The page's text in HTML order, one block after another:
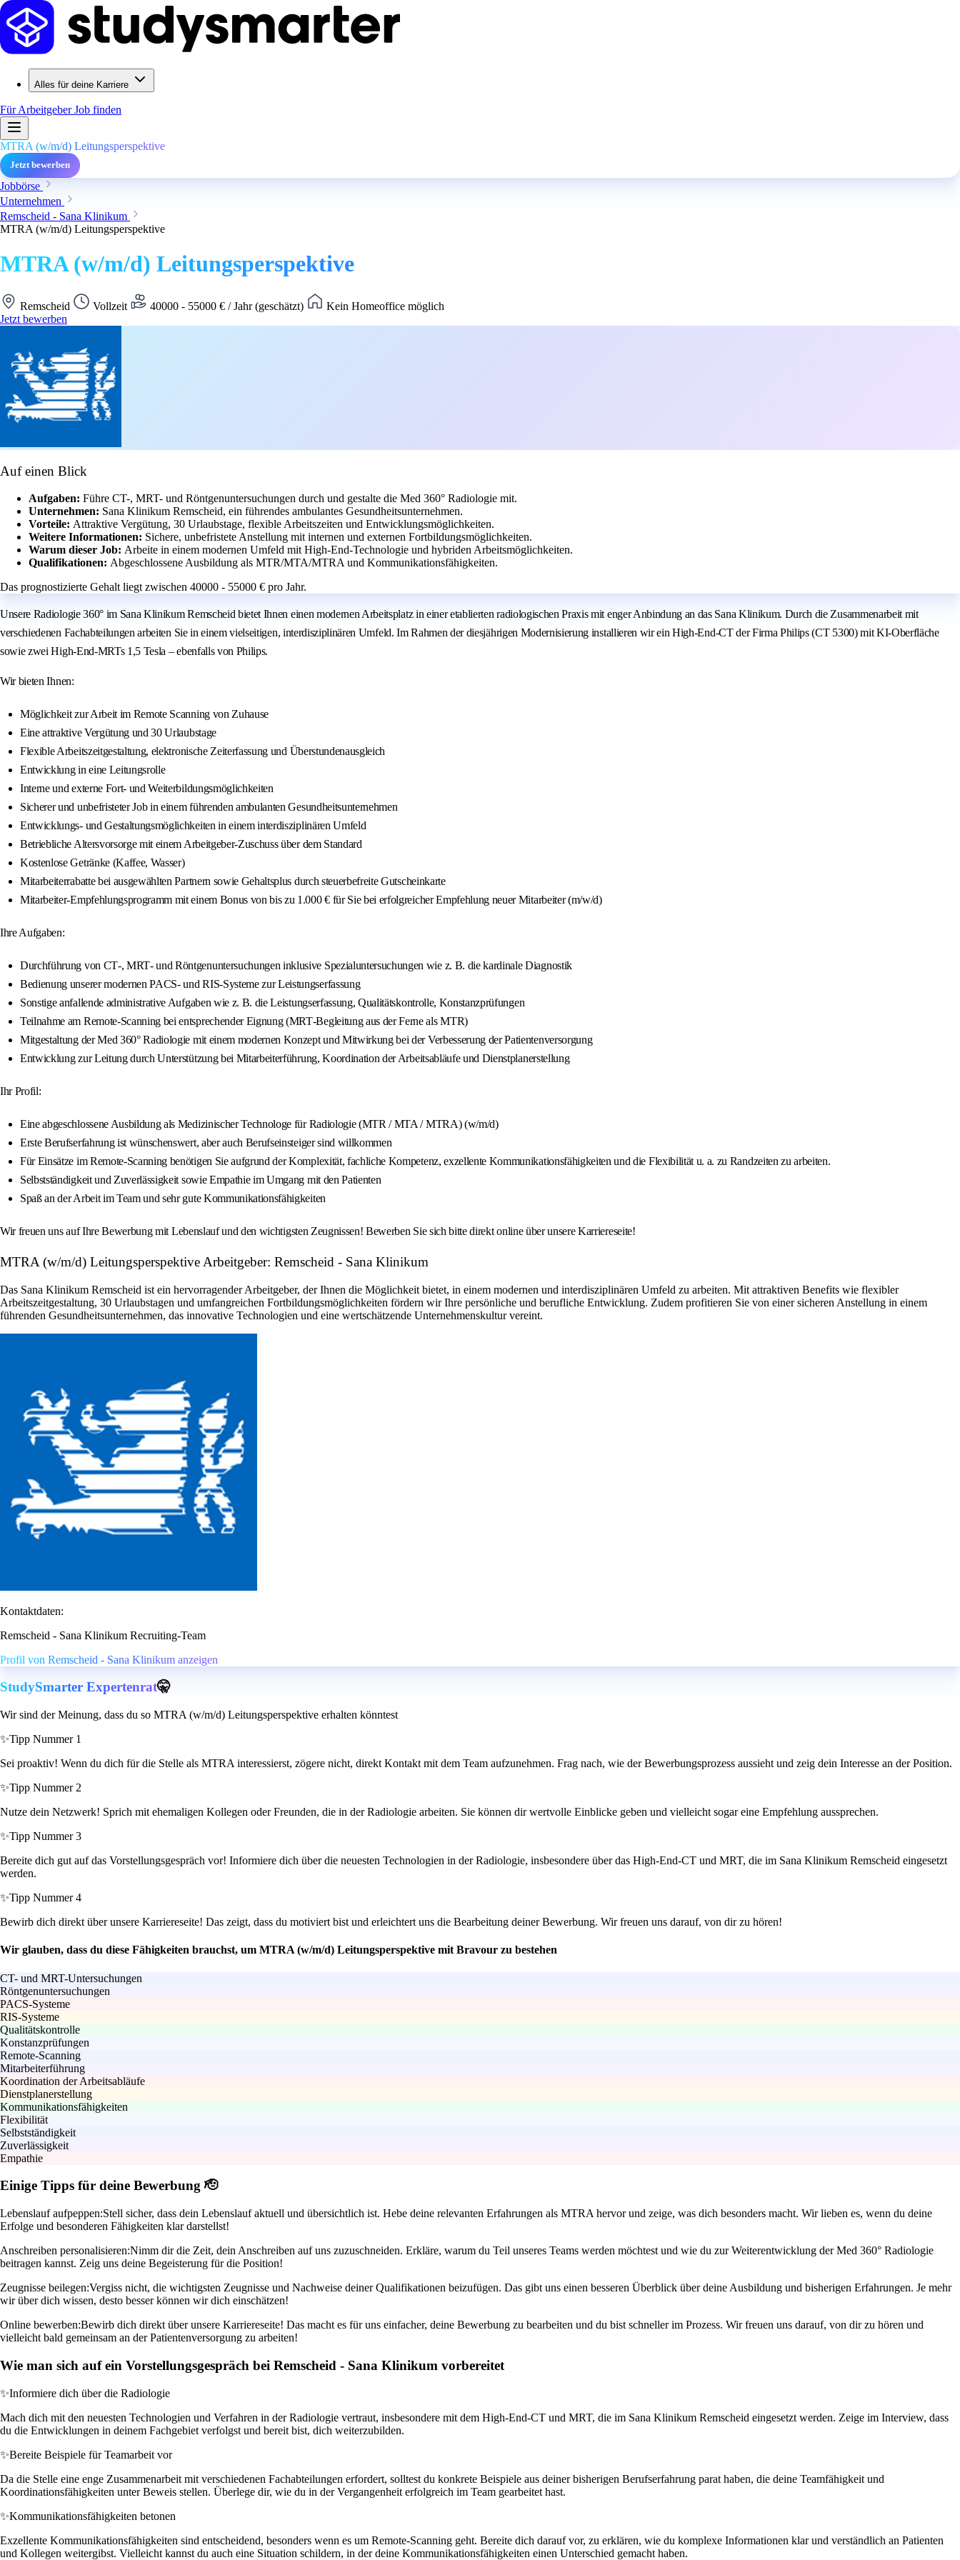
Alles für deine Karriere
Für ArbeitgeberJob finden
MTRA (w/m/d) Leitungsperspektive
Jetzt bewerben
Jobbörse
Unternehmen
Remscheid - Sana Klinikum
MTRA (w/m/d) Leitungsperspektive
MTRA (w/m/d) Leitungsperspektive
Remscheid Vollzeit 40000 - 55000 € / Jahr (geschätzt)
Kein Homeoffice möglich
Jetzt bewerben
Auf einen Blick
Aufgaben: Führe CT-, MRT- und Röntgenuntersuchungen durch und gestalte die Med 360° Radiologie mit.
Unternehmen: Sana Klinikum Remscheid, ein führendes ambulantes Gesundheitsunternehmen.
Vorteile: Attraktive Vergütung, 30 Urlaubstage, flexible Arbeitszeiten und Entwicklungsmöglichkeiten.
Weitere Informationen: Sichere, unbefristete Anstellung mit internen und externen Fortbildungsmöglichkeiten.
Warum dieser Job: Arbeite in einem modernen Umfeld mit High-End-Technologie und hybriden Arbeitsmöglichkeiten.
Qualifikationen: Abgeschlossene Ausbildung als MTR/MTA/MTRA und Kommunikationsfähigkeiten.
Das prognostizierte Gehalt liegt zwischen 40000 - 55000 € pro Jahr.
Unsere Radiologie 360° im Sana Klinikum Remscheid bietet Ihnen einen modernen Arbeitsplatz in einer etablierten radiologischen Praxis mit enger Anbindung an das Sana Klinikum. Durch die Zusammenarbeit mit
verschiedenen Fachabteilungen arbeiten Sie in einem vielseitigen, interdisziplinären Umfeld. Im Rahmen der diesjährigen Modernisierung installieren wir ein High‑End‑CT der Firma Philips (CT 5300) mit KI‑Oberfläche
sowie zwei High‑End‑MRTs 1,5 Tesla – ebenfalls von Philips.
Wir bieten Ihnen:
Möglichkeit zur Arbeit im Remote Scanning von Zuhause
Eine attraktive Vergütung und 30 Urlaubstage
Flexible Arbeitszeitgestaltung, elektronische Zeiterfassung und Überstundenausgleich
Entwicklung in eine Leitungsrolle
Interne und externe Fort‑ und Weiterbildungsmöglichkeiten
Sicherer und unbefristeter Job in einem führenden ambulanten Gesundheitsunternehmen
Entwicklungs- und Gestaltungsmöglichkeiten in einem interdisziplinären Umfeld
Betriebliche Altersvorsorge mit einem Arbeitgeber‑Zuschuss über dem Standard
Kostenlose Getränke (Kaffee, Wasser)
Mitarbeiterrabatte bei ausgewählten Partnern sowie Gehaltsplus durch steuerbefreite Gutscheinkarte
Mitarbeiter‑Empfehlungsprogramm mit einem Bonus von bis zu 1.000 € für Sie bei erfolgreicher Empfehlung neuer Mitarbeiter (m/w/d)
Ihre Aufgaben:
Durchführung von CT‑, MRT‑ und Röntgenuntersuchungen inklusive Spezialuntersuchungen wie z. B. die kardinale Diagnostik
Bedienung unserer modernen PACS‑ und RIS‑Systeme zur Leistungserfassung
Sonstige anfallende administrative Aufgaben wie z. B. die Leistungserfassung, Qualitätskontrolle, Konstanzprüfungen
Teilnahme am Remote‑Scanning bei entsprechender Eignung (MRT‑Begleitung aus der Ferne als MTR)
Mitgestaltung der Med 360° Radiologie mit einem modernen Konzept und Mitwirkung bei der Verbesserung der Patientenversorgung
Entwicklung zur Leitung durch Unterstützung bei Mitarbeiterführung, Koordination der Arbeitsabläufe und Dienstplanerstellung
Ihr Profil:
Eine abgeschlossene Ausbildung als Medizinischer Technologe für Radiologie (MTR / MTA / MTRA) (w/m/d)
Erste Berufserfahrung ist wünschenswert, aber auch Berufseinsteiger sind willkommen
Für Einsätze im Remote‑Scanning benötigen Sie aufgrund der Komplexität, fachliche Kompetenz, exzellente Kommunikationsfähigkeiten und die Flexibilität u. a. zu Randzeiten zu arbeiten.
Selbstständigkeit und Zuverlässigkeit sowie Empathie im Umgang mit den Patienten
Spaß an der Arbeit im Team und sehr gute Kommunikationsfähigkeiten
Wir freuen uns auf Ihre Bewerbung mit Lebenslauf und den wichtigsten Zeugnissen! Bewerben Sie sich bitte direkt online über unsere Karriereseite!
MTRA (w/m/d) Leitungsperspektive Arbeitgeber: Remscheid - Sana Klinikum
Das Sana Klinikum Remscheid ist ein hervorragender Arbeitgeber, der Ihnen die Möglichkeit bietet, in einem modernen und interdisziplinären Umfeld zu arbeiten. Mit attraktiven Benefits wie flexibler
Arbeitszeitgestaltung, 30 Urlaubstagen und umfangreichen Fortbildungsmöglichkeiten fördern wir Ihre persönliche und berufliche Entwicklung. Zudem profitieren Sie von einer sicheren Anstellung in einem
führenden Gesundheitsunternehmen, das innovative Technologien und eine wertschätzende Unternehmenskultur vereint.
Kontaktdaten:
Remscheid - Sana Klinikum Recruiting-Team
Profil von Remscheid - Sana Klinikum anzeigen
StudySmarter Expertenrat🤫
Wir sind der Meinung, dass du so MTRA (w/m/d) Leitungsperspektive erhalten könntest
✨Tipp Nummer 1
Sei proaktiv! Wenn du dich für die Stelle als MTRA interessierst, zögere nicht, direkt Kontakt mit dem Team aufzunehmen. Frag nach, wie der Bewerbungsprozess aussieht und zeig dein Interesse an der Position.
✨Tipp Nummer 2
Nutze dein Netzwerk! Sprich mit ehemaligen Kollegen oder Freunden, die in der Radiologie arbeiten. Sie können dir wertvolle Einblicke geben und vielleicht sogar eine Empfehlung aussprechen.
✨Tipp Nummer 3
Bereite dich gut auf das Vorstellungsgespräch vor! Informiere dich über die neuesten Technologien in der Radiologie, insbesondere über das High-End-CT und MRT, die im Sana Klinikum Remscheid eingesetzt
werden.
✨Tipp Nummer 4
Bewirb dich direkt über unsere Karriereseite! Das zeigt, dass du motiviert bist und erleichtert uns die Bearbeitung deiner Bewerbung. Wir freuen uns darauf, von dir zu hören!
Wir glauben, dass du diese Fähigkeiten brauchst, um MTRA (w/m/d) Leitungsperspektive mit Bravour zu bestehen
CT- und MRT-Untersuchungen
Röntgenuntersuchungen
PACS-Systeme
RIS-Systeme
Qualitätskontrolle
Konstanzprüfungen
Remote-Scanning
Mitarbeiterführung
Koordination der Arbeitsabläufe
Dienstplanerstellung
Kommunikationsfähigkeiten
Flexibilität
Selbstständigkeit
Zuverlässigkeit
Empathie
Einige Tipps für deine Bewerbung 🫡
Lebenslauf aufpeppen:Stell sicher, dass dein Lebenslauf aktuell und übersichtlich ist. Hebe deine relevanten Erfahrungen als MTRA hervor und zeige, was dich besonders macht. Wir lieben es, wenn du deine
Erfolge und besonderen Fähigkeiten klar darstellst!
Anschreiben personalisieren:Nimm dir die Zeit, dein Anschreiben auf uns zuzuschneiden. Erkläre, warum du Teil unseres Teams werden möchtest und wie du zur Weiterentwicklung der Med 360° Radiologie
beitragen kannst. Zeig uns deine Begeisterung für die Position!
Zeugnisse beilegen:Vergiss nicht, die wichtigsten Zeugnisse und Nachweise deiner Qualifikationen beizufügen. Das gibt uns einen besseren Überblick über deine Ausbildung und bisherigen Erfahrungen. Je mehr
wir über dich wissen, desto besser können wir dich einschätzen!
Online bewerben:Bewirb dich direkt über unsere Karriereseite! Das macht es für uns einfacher, deine Bewerbung zu bearbeiten und du bist schneller im Prozess. Wir freuen uns darauf, von dir zu hören und
vielleicht bald gemeinsam an der Patientenversorgung zu arbeiten!
Wie man sich auf ein Vorstellungsgespräch bei Remscheid - Sana Klinikum vorbereitet
✨Informiere dich über die Radiologie
Mach dich mit den neuesten Technologien und Verfahren in der Radiologie vertraut, insbesondere mit dem High-End-CT und MRT, die im Sana Klinikum Remscheid eingesetzt werden. Zeige im Interview, dass
du die Entwicklungen in deinem Fachgebiet verfolgst und bereit bist, dich weiterzubilden.
✨Bereite Beispiele für Teamarbeit vor
Da die Stelle eine enge Zusammenarbeit mit verschiedenen Fachabteilungen erfordert, solltest du konkrete Beispiele aus deiner bisherigen Berufserfahrung parat haben, die deine Teamfähigkeit und
Koordinationsfähigkeiten unter Beweis stellen. Überlege dir, wie du in der Vergangenheit erfolgreich im Team gearbeitet hast.
✨Kommunikationsfähigkeiten betonen
Exzellente Kommunikationsfähigkeiten sind entscheidend, besonders wenn es um Remote-Scanning geht. Bereite dich darauf vor, zu erklären, wie du komplexe Informationen klar und verständlich an Patienten
und Kollegen weitergibst. Vielleicht kannst du auch eine Situation schildern, in der deine Kommunikationsfähigkeiten einen Unterschied gemacht haben.